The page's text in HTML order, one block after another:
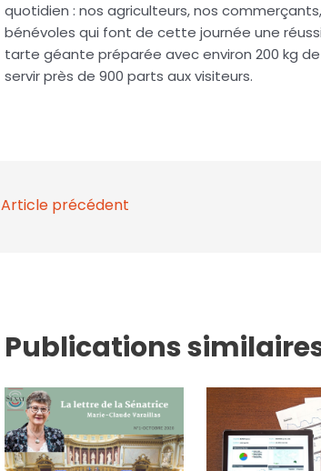
quotidien : nos agriculteurs, nos
bénévoles qui font de cette journée une
tarte géante préparée avec environ 200 kg
servir près de 900 parts aux visiteurs.
Article précédent
Publications